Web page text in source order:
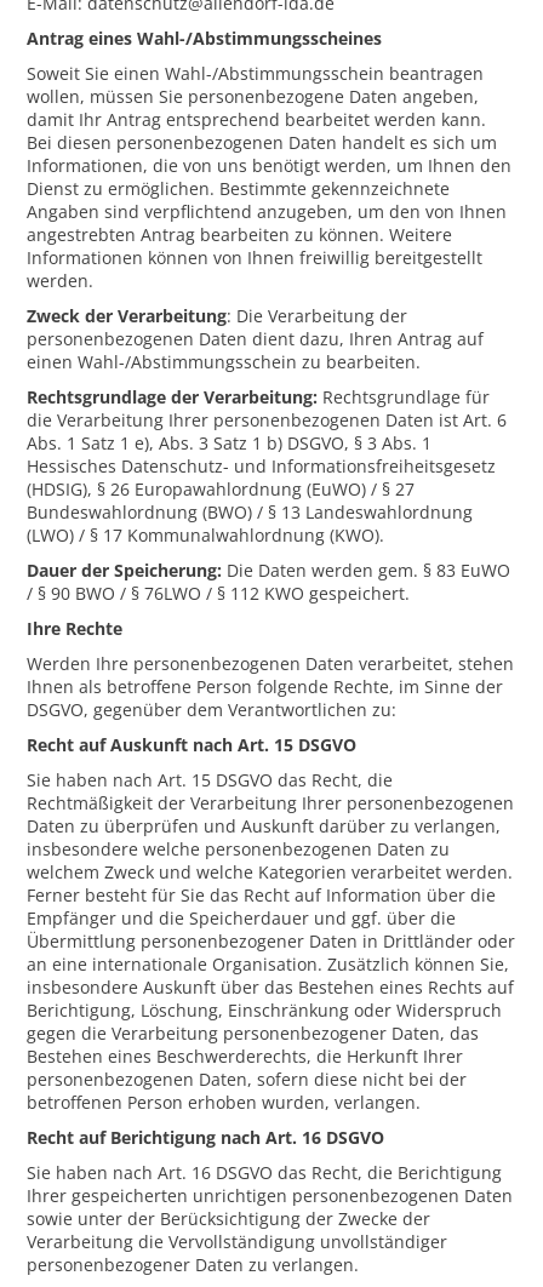
Antrag eines Wahl-/Abstimmungsscheines
Soweit Sie einen Wahl-/Abstimmungsschein beantragen
wollen, müssen Sie personenbezogene Daten angeben,
damit Ihr Antrag entsprechend bearbeitet werden kann.
Bei diesen personenbezogenen Daten handelt es sich um
Informationen, die von uns benötigt werden, um Ihnen den
Dienst zu ermöglichen. Bestimmte gekennzeichnete
Angaben sind verpflichtend anzugeben, um den von Ihnen
angestrebten Antrag bearbeiten zu können. Weitere
Informationen können von Ihnen freiwillig bereitgestellt
werden.
Zweck der Verarbeitung: Die Verarbeitung der
personenbezogenen Daten dient dazu, Ihren Antrag auf
einen Wahl-/Abstimmungsschein zu bearbeiten.
Rechtsgrundlage der Verarbeitung: Rechtsgrundlage für
die Verarbeitung Ihrer personenbezogenen Daten ist Art. 6
Abs. 1 Satz 1 e), Abs. 3 Satz 1 b) DSGVO, § 3 Abs. 1
Hessisches Datenschutz- und Informationsfreiheitsgesetz
(HDSIG), § 26 Europawahlordnung (EuWO) / § 27
Bundeswahlordnung (BWO) / § 13 Landeswahlordnung
(LWO) / § 17 Kommunalwahlordnung (KWO).
Dauer der Speicherung: Die Daten werden gem. § 83 EuWO
/ § 90 BWO / § 76LWO / § 112 KWO gespeichert.
Ihre Rechte
Werden Ihre personenbezogenen Daten verarbeitet, stehen
Ihnen als betroffene Person folgende Rechte, im Sinne der
DSGVO, gegenüber dem Verantwortlichen zu:
Recht auf Auskunft nach Art. 15 DSGVO
Sie haben nach Art. 15 DSGVO das Recht, die
Rechtmäßigkeit der Verarbeitung Ihrer personenbezogenen
Daten zu überprüfen und Auskunft darüber zu verlangen,
insbesondere welche personenbezogenen Daten zu
welchem Zweck und welche Kategorien verarbeitet werden.
Ferner besteht für Sie das Recht auf Information über die
Empfänger und die Speicherdauer und ggf. über die
Übermittlung personenbezogener Daten in Drittländer oder
an eine internationale Organisation. Zusätzlich können Sie,
insbesondere Auskunft über das Bestehen eines Rechts auf
Berichtigung, Löschung, Einschränkung oder Widerspruch
gegen die Verarbeitung personenbezogener Daten, das
Bestehen eines Beschwerderechts, die Herkunft Ihrer
personenbezogenen Daten, sofern diese nicht bei der
betroffenen Person erhoben wurden, verlangen.
Recht auf Berichtigung nach Art. 16 DSGVO
Sie haben nach Art. 16 DSGVO das Recht, die Berichtigung
Ihrer gespeicherten unrichtigen personenbezogenen Daten
sowie unter der Berücksichtigung der Zwecke der
Verarbeitung die Vervollständigung unvollständiger
personenbezogener Daten zu verlangen.